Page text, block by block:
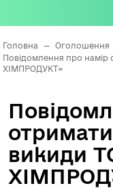
Головна — Оголошення
Повідомлення про
ХІМПРОДУКТ»
викиди